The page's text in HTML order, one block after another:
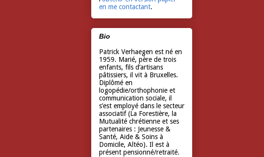
en me contactant.
Bio
Patrick Verhaegen est né en
1959. Marié, père de trois
enfants, fils d’artisans
pâtissiers, il vit à Bruxelles.
Diplômé en
logopédie/orthophonie et
communication sociale, il
s’est employé dans le secteur
associatif (La Forestière, la
Mutualité chrétienne et ses
partenaires : Jeunesse &
Santé, Aide & Soins à
Domicile, Altéo). Il est à
présent pensionné/retraité.